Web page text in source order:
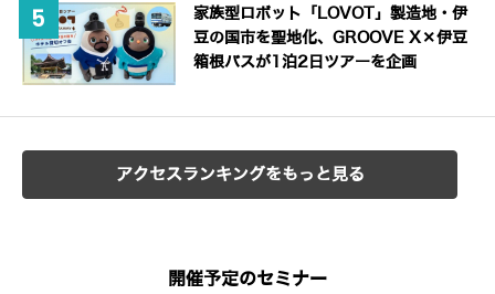
家族型ロボット「LOVOT」製造地・伊
豆の国市を聖地化、GROOVE X×伊豆
箱根バスが1泊2日ツアーを企画
アクセスランキングをもっと見る
開催予定のセミナー